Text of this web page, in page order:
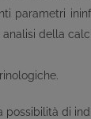
parametri
della
possibilità di